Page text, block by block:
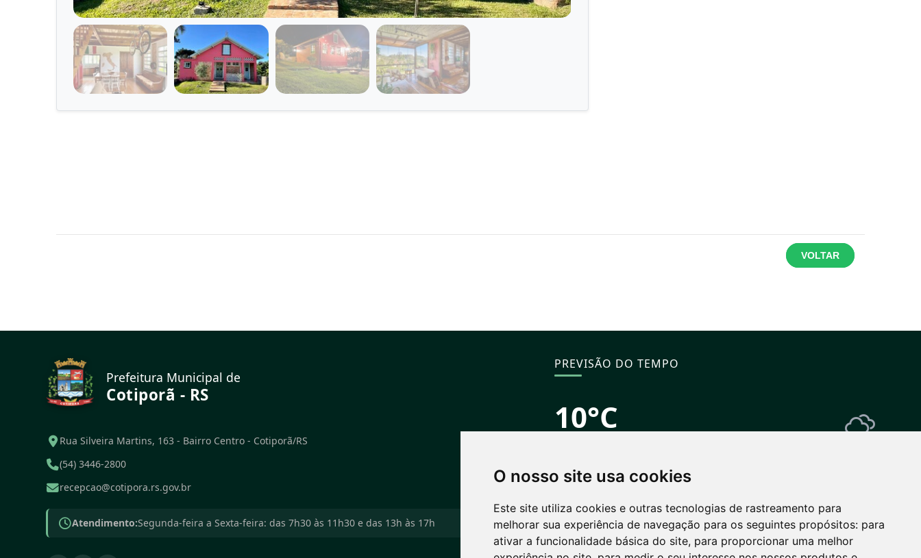
O nosso site usa cookies
Este site utiliza cookies e outras tecnologias de rastreamento para
melhorar sua experiência de navegação para os seguintes propósitos: para
ativar a funcionalidade básica do site, para proporcionar uma melhor
VOLTAR
Prefeitura Municipal de
Cotiporã - RS
Rua Silveira Martins, 163 - Bairro Centro - Cotiporã/RS
(54) 3446-2800
recepcao@cotipora.rs.gov.br
Atendimento:Segunda-feira a Sexta-feira: das 7h30 às 11h30 e das 13h às 17h
PREVISÃO DO TEMPO
10°C
PRÓXIMOS DIAS
07/08
15°7° 18° 4° 16°5°